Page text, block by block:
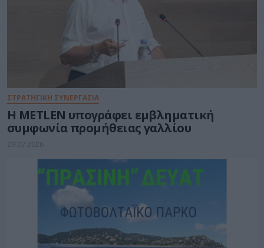
ΣΤΡΑΤΗΓΙΚΗ ΣΥΝΕΡΓΑΣΙΑ
Η METLEN υπογράφει εμβληματική
συμφωνία προμήθειας γαλλίου
29.07.2026